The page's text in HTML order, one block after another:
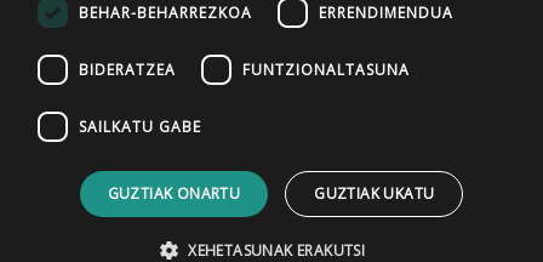
HARREMANETARAKO
BEHAR-BEHARREZKOA ERRENDIMENDUA
BIDERATZEA FUNTZIONALTASUNA
SAILKATU GABE
GUZTIAK ONARTU GUZTIAK UKATU
XEHETASUNAK ERAKUTSI